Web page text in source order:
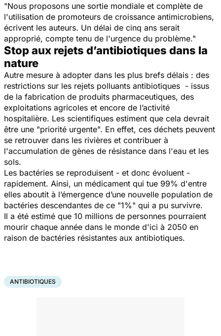
"Nous proposons une sortie mondiale et complète de
l'utilisation de promoteurs de croissance antimicrobiens,
écrivent les auteurs. Un délai de cinq ans serait
approprié, compte tenu de l'urgence du problème."
Stop aux rejets d’antibiotiques dans la
nature
Autre mesure à adopter dans les plus brefs délais : des
restrictions sur les rejets polluants antibiotiques - issus
de la fabrication de produits pharmaceutiques, des
exploitations agricoles et encore de l’activité
hospitalière. Les scientifiques estiment que cela devrait
être une "priorité urgente". En effet, ces déchets peuvent
se retrouver dans les rivières et contribuer à
l'accumulation de gènes de résistance dans l'eau et les
sols.
Les bactéries se reproduisent - et donc évoluent -
rapidement. Ainsi, un médicament qui tue 99% d'entre
elles aboutit à l’émergence d’une nouvelle population de
bactéries descendantes de ce "1%" qui a pu survivre.
Il a été estimé que 10 millions de personnes pourraient
mourir chaque année dans le monde d'ici à 2050 en
raison de bactéries résistantes aux antibiotiques.
ANTIBIOTIQUES